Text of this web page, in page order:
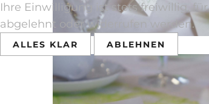
Ihre Einwilligung ist stets freiwillig,
abgelehnt oder widerrufen werden.
ALLES KLAR ABLEHNEN